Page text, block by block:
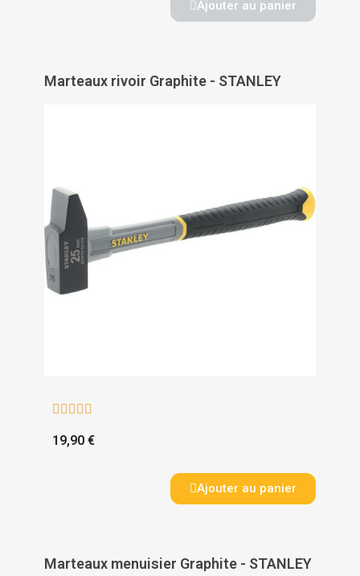
Ajouter au panier
Marteaux rivoir Graphite - STANLEY
    
19,90 €
Ajouter au panier
Marteaux menuisier Graphite - STANLEY